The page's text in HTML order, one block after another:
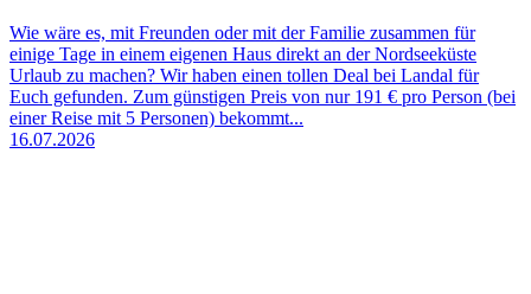
Wie wäre es, mit Freunden oder mit der Familie zusammen für
einige Tage in einem eigenen Haus direkt an der Nordseeküste
Urlaub zu machen? Wir haben einen tollen Deal bei Landal für
Euch gefunden. Zum günstigen Preis von nur 191 € pro Person (bei
einer Reise mit 5 Personen) bekommt...
16.07.2026